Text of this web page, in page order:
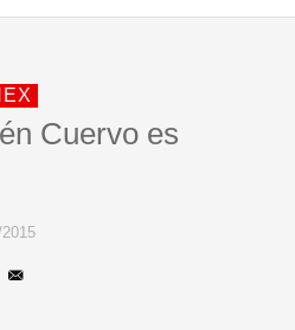
Cuervo es